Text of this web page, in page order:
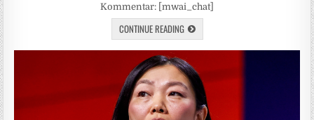
Kommentar: [mwai_chat]
CONTINUE READING